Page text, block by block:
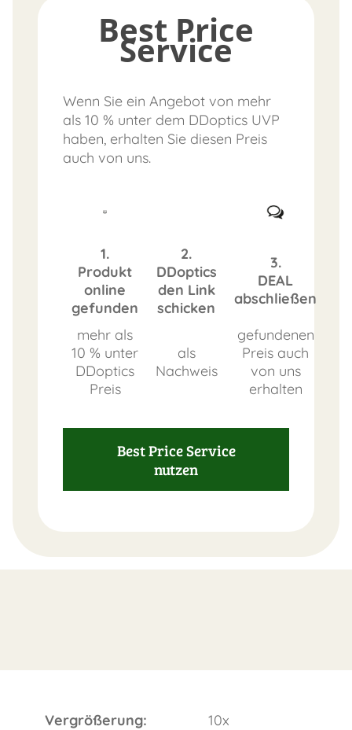
Best Price
Service
Wenn Sie ein Angebot von mehr
als 10 % unter dem DDoptics UVP
haben, erhalten Sie diesen Preis
auch von uns.
1.
Produkt
online
gefunden
2.
DDoptics
den Link
schicken
3.
DEAL
abschließen
mehr als
10 % unter
DDoptics
Preis
als
Nachweis
gefundenen
Preis auch
von uns
erhalten
Best Price Service
nutzen
Vergrößerung:
10x